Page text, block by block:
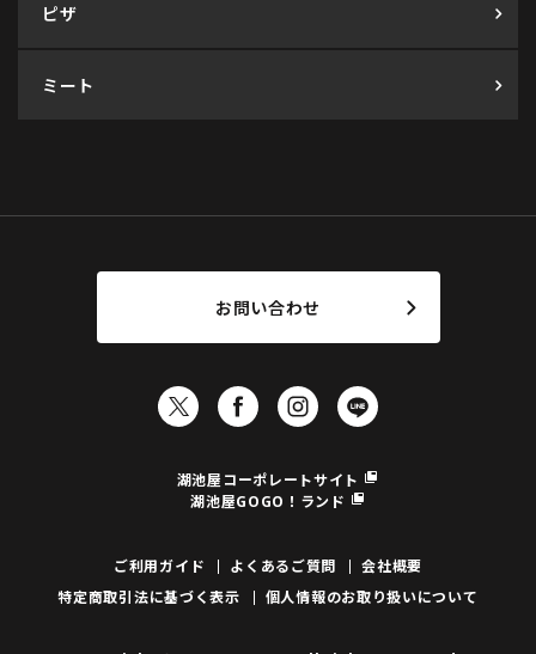
ピザ
ミート
お問い合わせ
湖池屋コーポレートサイト
湖池屋GOGO！ランド
ご利用ガイド よくあるご質問
会社概要
特定商取引法に基づく表示
個人情報のお取り扱いについて